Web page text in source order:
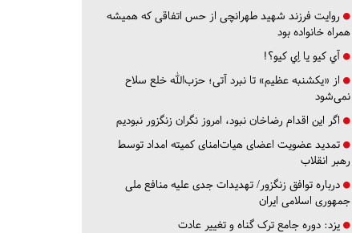
روایت فرزند شهید طهرانچی از حس اتفاقی که همیشه
همراه خانواده بود
آي كيو يا اِي كيو؟!
از «یکشنبه عظیم» تا نبرد آتی؛ حزب‌الله خلع سلاح
نمی‌شود
اگر این اقدام رضاخان نبود، امروز نگران زنگزور نبودیم
تمدید عضویت اعضای هیات‌امنای کمیته امداد توسط
رهبر انقلاب
درباره توافق زنگزور/ تهدیدات جدی علیه منافع ملی
جمهوری اسلامی ایران
یزد: دوره جامع ترک گناه و تغییر عادت